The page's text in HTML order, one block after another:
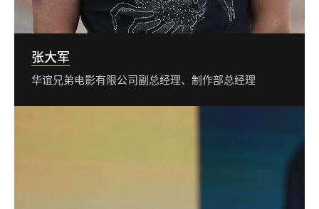
张大军
华谊兄弟电影有限公司副总经理、制作部总经理